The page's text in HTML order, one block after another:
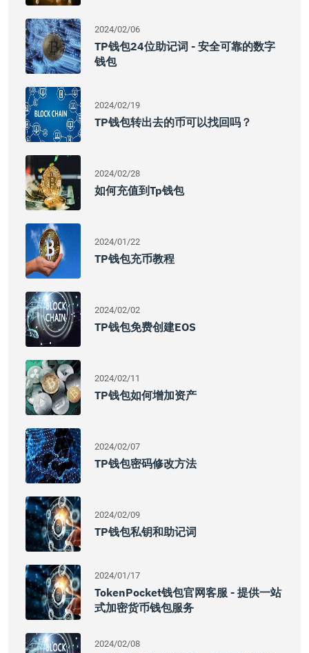
2024/02/06
TP钱包24位助记词 - 安全可靠的数字
钱包
2024/02/19
TP钱包转出去的币可以找回吗？
2024/02/28
如何充值到tp钱包
2024/01/22
TP钱包充币教程
2024/02/02
TP钱包免费创建EOS
2024/02/11
TP钱包如何增加资产
2024/02/07
TP钱包密码修改方法
2024/02/09
TP钱包私钥和助记词
2024/01/17
TokenPocket钱包官网客服 - 提供一站
式加密货币钱包服务
2024/02/08